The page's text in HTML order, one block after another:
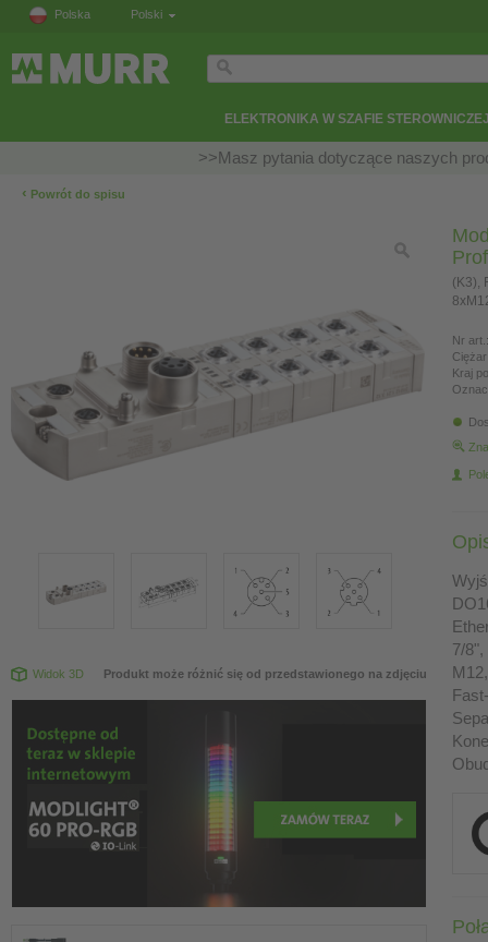
Polska Polski
ELEKTRONIKA W SZAFIE
>>Masz pytania dotyczące naszych
‹ Powrót do spisu
Widok 3D Produkt może różnić się od przedstawionego na zdjęciu
(K3),
Nr art.:
Kraj
7/